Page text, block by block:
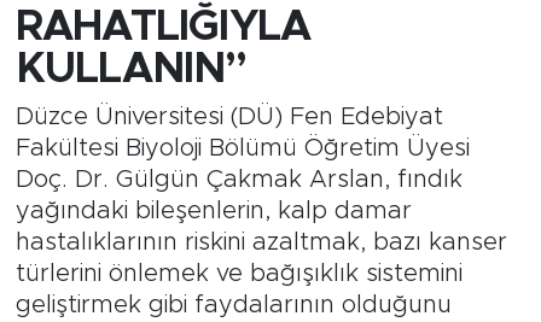
RAHATLIĞIYLA
KULLANIN”
Düzce Üniversitesi (DÜ) Fen Edebiyat
Fakültesi Biyoloji Bölümü Öğretim Üyesi
Doç. Dr. Gülgün Çakmak Arslan, fındık
yağındaki bileşenlerin, kalp damar
hastalıklarının riskini azaltmak, bazı kanser
türlerini önlemek ve bağışıklık sistemini
geliştirmek gibi faydalarının olduğunu
Siyaset
Yerel Haber
Öncü Radyo Dinle
Öncü TV İzle
Süper Lig Puan Durumu ve Fikstür
Tüm Manşetler
Son Dakika Haberleri
Haber Arşivi